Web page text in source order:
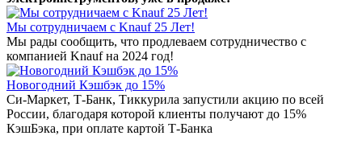
Мы сотрудничаем с Knauf 25 Лет!
Мы рады сообщить, что продлеваем сотрудничество с
компанией Knauf на 2024 год!
Новогодний Кэшбэк до 15%
Си-Маркет, Т-Банк, Тиккурила запустили акцию по всей
России, благодаря которой клиенты получают до 15%
КэшБэка, при оплате картой Т-Банка